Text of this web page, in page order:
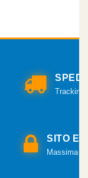
Tracking
SITO E
Massima